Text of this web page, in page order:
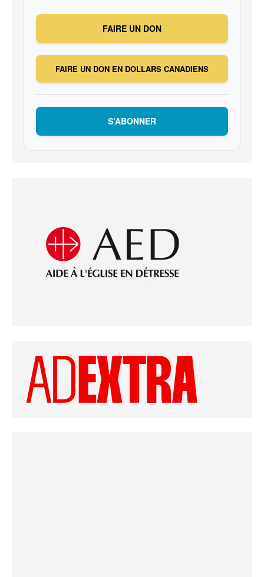
FAIRE UN DON
FAIRE UN DON EN DOLLARS CANADIENS
S’ABONNER